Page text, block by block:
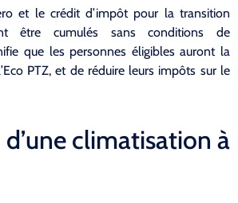
et le crédit d’impôt pour la transition
être cumulés sans conditions de
que les personnes éligibles auront la
PTZ, et de réduire leurs impôts sur le
d’une climatisation à